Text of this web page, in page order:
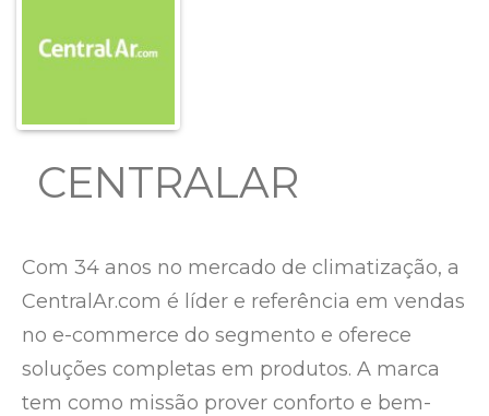
CENTRALAR
Com 34 anos no mercado de climatização, a
CentralAr.com é líder e referência em vendas
no e-commerce do segmento e oferece
soluções completas em produtos. A marca
tem como missão prover conforto e bem-